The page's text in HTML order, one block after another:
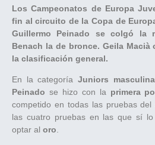
Los Campeonatos de Europa
fin al circuito de la Copa de
Guillermo Peinado se colgó la
Benach la de bronce. Geila
la clasificación general.
En la categoríaJuniors masculina
Peinado se hizo con la primera
competido en todas las pruebas
las cuatro pruebas en las que sí
optar al oro.